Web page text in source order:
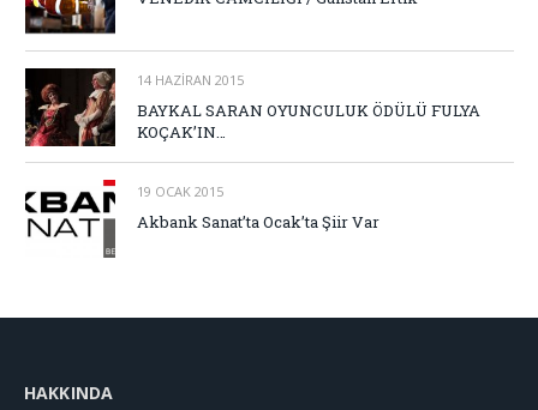
14 HAZIRAN 2015
BAYKAL SARAN OYUNCULUK ÖDÜLÜ FULYA
KOÇAK’IN…
19 OCAK 2015
Akbank Sanat’ta Ocak’ta Şiir Var
HAKKINDA